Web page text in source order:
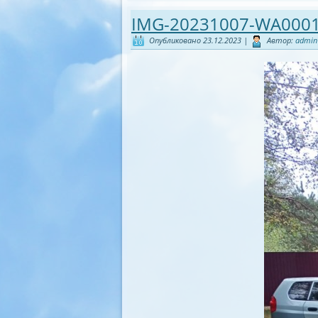
IMG-20231007-
Опубликовано 23.12.2023 | Автор: admin